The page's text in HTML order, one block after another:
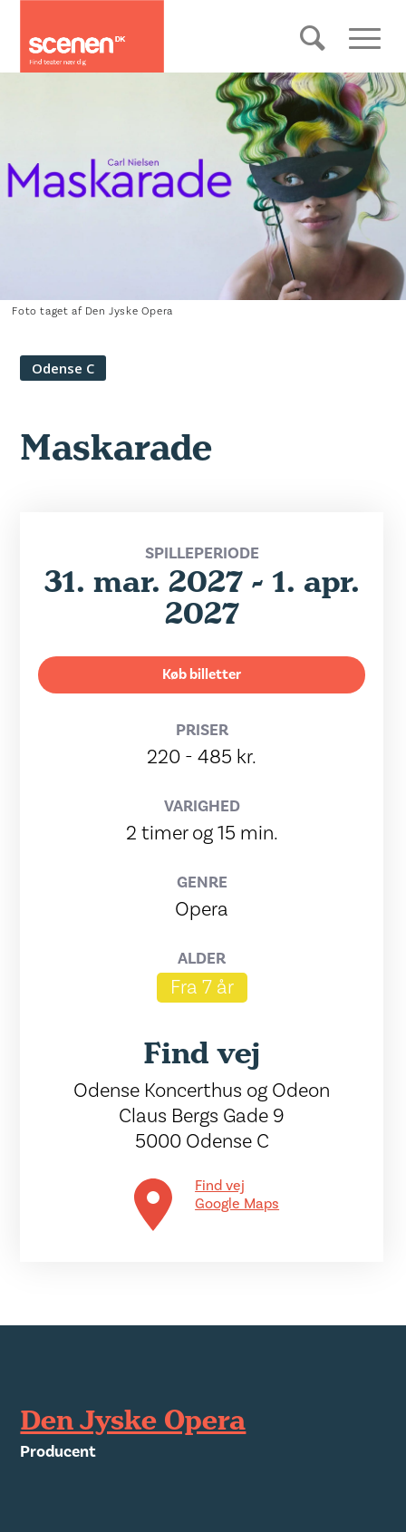
Foto taget af Den Jyske Opera
Odense C
Maskarade
SPILLEPERIODE
31. mar. 2027 - 1. apr.
2027
Køb billetter
PRISER
220 - 485 kr.
VARIGHED
2 timer og 15 min.
GENRE
Opera
ALDER
Fra 7 år
Find vej
Odense Koncerthus og Odeon
Claus Bergs Gade 9
5000 Odense C
Find vej
Google Maps
Den Jyske Opera
Producent